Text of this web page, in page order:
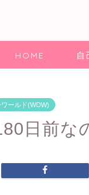
HOME 自
ールド(WDW)
日前な